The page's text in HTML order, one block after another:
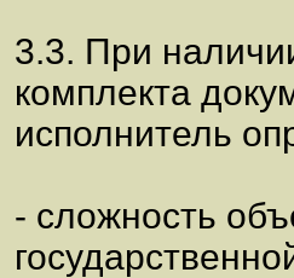
3.3. При
комплекта
исполнитель
- сложность